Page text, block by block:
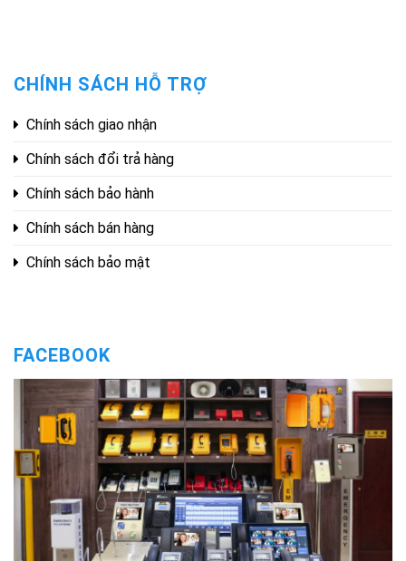
CHÍNH SÁCH HỖ TRỢ
Chính sách giao nhận
Chính sách đổi trả hàng
Chính sách bảo hành
Chính sách bán hàng
Chính sách bảo mật
FACEBOOK